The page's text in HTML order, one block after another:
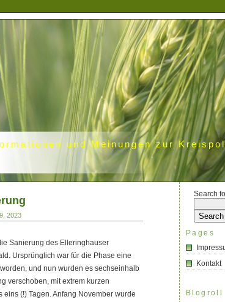
und Meinungen zur
2023
Sanierung des Elleringhauser
Ursprünglich war für die Phase eine
und nun wurden es sechseinhalb
verschoben, mit extrem kurzen
(!) Tagen. Anfang November wurde
Search
Pages
Kontakt
Blogroll